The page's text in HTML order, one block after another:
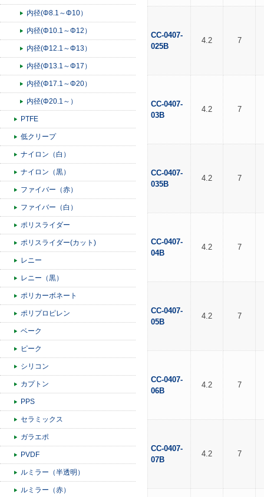
内径(Φ8.1～Φ10）
内径(Φ10.1～Φ12）
内径(Φ12.1～Φ13）
内径(Φ13.1～Φ17）
内径(Φ17.1～Φ20）
内径(Φ20.1～）
PTFE
低クリープ
ナイロン（白）
ナイロン（黒）
ファイバー（赤）
ファイバー（白）
ポリスライダー
ポリスライダー(カット)
レニー
レニー（黒）
ポリカーボネート
ポリプロピレン
ベーク
ピーク
シリコン
カプトン
PPS
セラミックス
ガラエポ
PVDF
ルミラー（半透明）
ルミラー（赤）
CC-0407-
025B
4.2 7
CC-0407-
03B
4.2 7
CC-0407-
035B
4.2 7
CC-0407-
04B
4.2 7
CC-0407-
05B
4.2 7
CC-0407-
06B
4.2 7
CC-0407-
07B
4.2 7